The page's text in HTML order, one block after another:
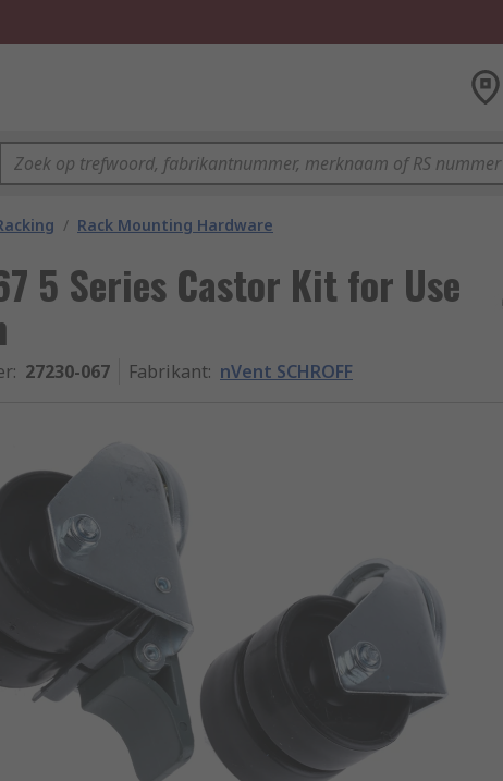
/ Rack Mounting Hardware
5 Series Castor Kit for Use
: 27230-067 Fabrikant: nVent SCHROFF